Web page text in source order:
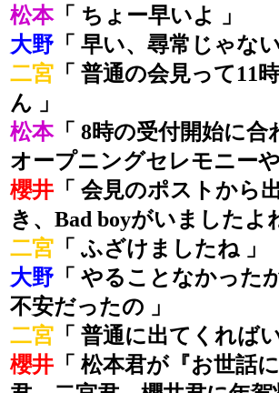
松本「 ちょー早いよ 」
大野 「 早い、尋常じゃない
二宮 「 普通の会見って11
ん 」
松本「 8時の受付開始に合
オープニングセレモニーや
櫻井 「 会見のポストから
き、Bad boyがいましたよ
二宮 「 ふざけましたね 」
大野 「 やることなかった
不安だったの 」
二宮 「 普通に出てくれば
櫻井 「 松本君が『お世話